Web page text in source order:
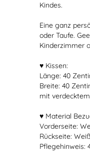
Kindes.
Eine ganz
oder Taufe.
Kinderzimmer
♥ Kissen:
Länge: 40
Breite: 40
mit
♥ Material
Vorderseite:
Rückseite:
Pflegehinweis: